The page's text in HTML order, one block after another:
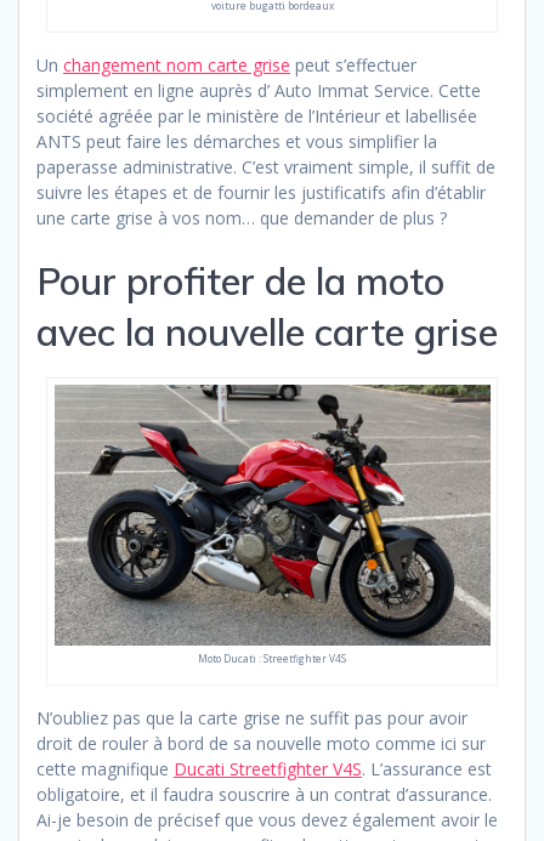
voiture bugatti bordeaux
Un changement nom carte grise peut s’effectuer
simplement en ligne auprès d’ Auto Immat Service. Cette
société agréée par le ministère de l’Intérieur et labellisée
ANTS peut faire les démarches et vous simplifier la
paperasse administrative. C’est vraiment simple, il suffit de
suivre les étapes et de fournir les justificatifs afin d’établir
une carte grise à vos nom… que demander de plus ?
Pour profiter de la moto
avec la nouvelle carte grise
Moto Ducati : Streetfighter V4S
N’oubliez pas que la carte grise ne suffit pas pour avoir
droit de rouler à bord de sa nouvelle moto comme ici sur
cette magnifique Ducati Streetfighter V4S. L’assurance est
obligatoire, et il faudra souscrire à un contrat d’assurance.
Ai-je besoin de précisef que vous devez également avoir le